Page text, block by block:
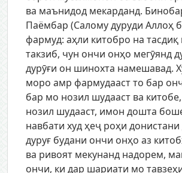
ва маънидод мекарданд.
Паёмбар (Салому дуруди Аллоҳ
фармуд: аҳли китобро на тасдиқ
такзиб, чун ончи онҳо мегӯянд
дурӯғи он шинохта намешавад.
моро амр фармудааст то бар
бар мо нозил шудааст ва
нозил шудааст, имон дошта
навбати худ ҳеҷ роҳи донистани
дуруғ будани ончи онҳо аз
ва ривоят мекунанд надорем,
ончи, ки дар шариати мо